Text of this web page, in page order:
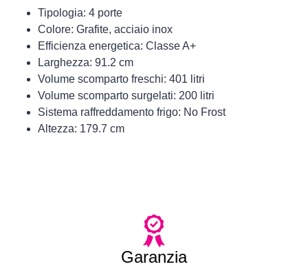
Tipologia: 4 porte
Colore: Grafite, acciaio inox
Efficienza energetica: Classe A+
Larghezza: 91.2 cm
Volume scomparto freschi: 401 litri
Volume scomparto surgelati: 200 litri
Sistema raffreddamento frigo: No Frost
Altezza: 179.7 cm
Garanzia